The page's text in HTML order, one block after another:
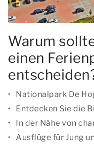
Warum
einen
Nationalpark De
Entdecken Sie die
In der Nähe von
Ausflüge für Jung